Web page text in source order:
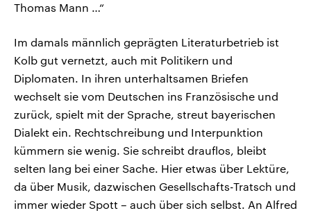
Thomas Mann …“
Im damals männlich geprägten Literaturbetrieb ist
Kolb gut vernetzt, auch mit Politikern und
Diplomaten. In ihren unterhaltsamen Briefen
wechselt sie vom Deutschen ins Französische und
zurück, spielt mit der Sprache, streut bayerischen
Dialekt ein. Rechtschreibung und Interpunktion
kümmern sie wenig. Sie schreibt drauflos, bleibt
selten lang bei einer Sache. Hier etwas über Lektüre,
da über Musik, dazwischen Gesellschafts-Tratsch und
immer wieder Spott – auch über sich selbst. An Alfred